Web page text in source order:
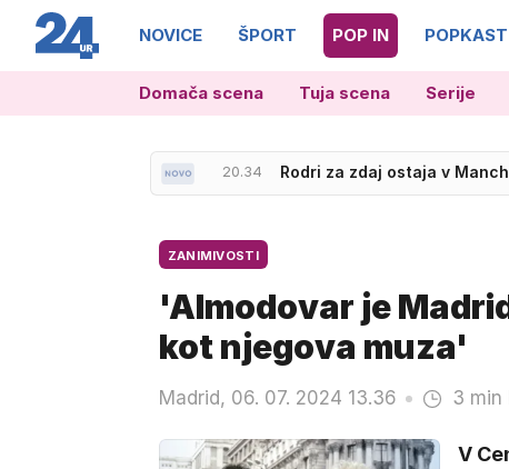
NOVICE ŠPORT POP IN POPKAST
Domača scena Tuja scena Serije
20.34 Rodri za zdaj ostaja v
ZANIMIVOSTI
'Almodovar je
kot njegova muza'
Madrid, 06. 07. 2024 13.36 3 min
V